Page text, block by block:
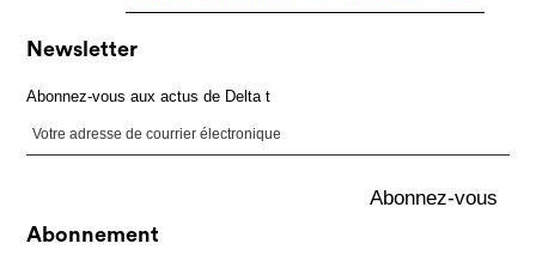
Newsletter
Abonnez-vous aux actus de Delta t
Abonnement